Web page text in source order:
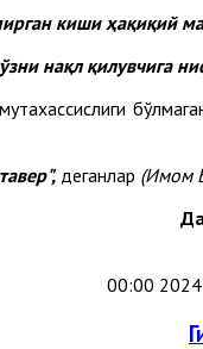
киши ҳақиқий
нақл қилувчига
деганлар (Имом